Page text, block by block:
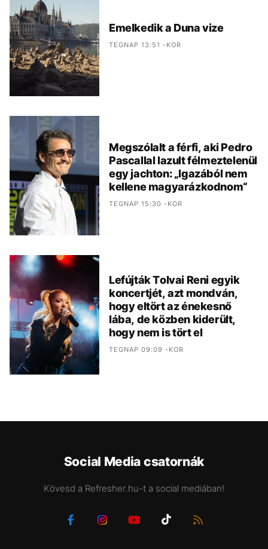
Emelkedik a Duna vize
TEGNAP 13:51 -KOR
Megszólalt a férfi, aki Pedro
Pascallal lazult félmeztelenül
egy jachton: „Igazából nem
kellene magyarázkodnom“
TEGNAP 15:30 -KOR
Lefújták Tolvai Reni egyik
koncertjét, azt mondván,
hogy eltört az énekesnő
lába, de közben kiderült,
hogy nem is tört el
TEGNAP 09:09 -KOR
Social Media csatornák
Kövesd a Refresher.hu-t a social mediában!